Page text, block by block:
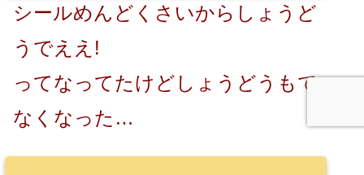
シールめんどくさいからしょうど
うでええ!
ってなってたけどしょうどうもで
なくなった…